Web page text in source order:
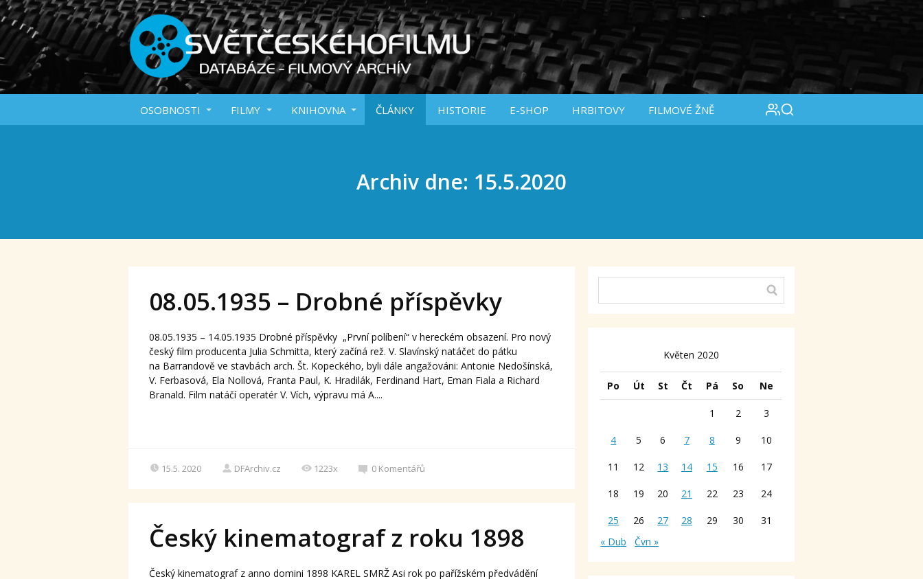
OSOBNOSTI FILMY KNIHOVNA ČLÁNKY HISTORIE E-SHOP HRBITOVY FILMOVÉ ŽNĚ
Archiv dne: 15.5.2020
08.05.1935 – Drobné příspěvky
08.05.1935 – 14.05.1935 Drobné příspěvky „První políbení“ v hereckém obsazení. Pro nový
český film producenta Julia Schmitta, který začíná rež. V. Slavínský natáčet do pátku
na Barrandově ve stavbách arch. Št. Kopeckého, byli dále angažováni: Antonie Nedošínská,
V. Ferbasová, Ela Nollová, Franta Paul, K. Hradilák, Ferdinand Hart, Eman Fiala a Richard
Branald. Film natáčí operatér V. Vích, výpravu má A....
15.5. 2020 DFArchiv.cz 1223x 0 Komentářů
Český kinematograf z roku 1898
Český kinematograf z anno domini 1898 KAREL SMRŽ Asi rok po pařížském předvádění
Květen 2020
Po Út St Čt Pá So Ne
1 2 3
4 5 6 7 8 9 10
11 12 13 14 15 16 17
18 19 20 21 22 23 24
25 26 27 28 29 30
31
« Dub
Čvn »